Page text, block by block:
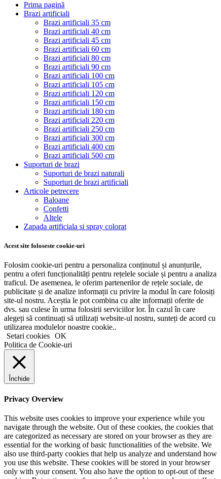
Prima pagină
Brazi artificiali
Brazi artificiali 35 cm
Brazi artificiali 40 cm
Brazi artificiali 45 cm
Brazi artificiali 60 cm
Brazi artificiali 80 cm
Brazi artificiali 90 cm
Brazi artificiali 100 cm
Brazi artificiali 105 cm
Brazi artificiali 120 cm
Brazi artificiali 150 cm
Brazi artificiali 180 cm
Brazi artificiali 220 cm
Brazi artificiali 250 cm
Brazi artificiali 300 cm
Brazi artificiali 400 cm
Brazi artificiali 500 cm
Suporturi de brazi
Suporturi de brazi naturali
Suporturi de brazi artificiali
Articole petrecere
Baloane
Confetti
Altele
Zapada artificiala si spray colorat
Acest site foloseste cookie-uri
Folosim cookie-uri pentru a personaliza conținutul și anunțurile,
pentru a oferi funcționalități pentru rețelele sociale și pentru a analiza
traficul. De asemenea, le oferim partenerilor de rețele sociale, de
publicitate și de analize informații cu privire la modul în care folosiți
site-ul nostru. Aceștia le pot combina cu alte informații oferite de
dvs. sau culese în urma folosirii serviciilor lor. În cazul în care
alegeți să continuați să utilizați website-ul nostru, sunteți de acord cu
utilizarea modulelor noastre cookie..
Setari cookies OK
Politica de Cookie-uri
Închide
Privacy Overview
This website uses cookies to improve your experience while you
navigate through the website. Out of these cookies, the cookies that
are categorized as necessary are stored on your browser as they are
essential for the working of basic functionalities of the website. We
also use third-party cookies that help us analyze and understand how
you use this website. These cookies will be stored in your browser
only with your consent. You also have the option to opt-out of these